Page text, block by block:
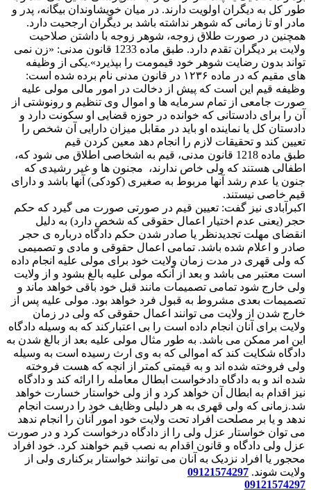
طور کل به دیگران اولویت دارند. در میان خویشاوندان بیگانه، پدر و
مادر او تا زمانی که شوهر نداشته باشد بر دیگران ارجحیت دارد.
همچنین در صورت طلاق زوجه، شوهر زوجه با داشتن صلاحیت
ولایت بر دیگران تقدم دارد. طبق ماده 1233 قانون مدنی: «زن نمی
تواند بدون رضایت شوهر خود قیمومت را بپذیرد».یکی از وظیفه
های مقیم که در ماده ۱۲۳۶ در قانون مدنی نام برده شده است:
وظیفه قیم این است که پیش از دخالت در امور مالی مولی علیه
صورت جامعی از تمام سرمایه ها و اموال وی تنظیم و رونوشتی از
آن را برای دادستانی که خوانده در حوزه قضایی او سکونت دارد و
دادستان کل یا نماینده او باید در مقابل میزان دارایی آن شخص را
تعیین کند و تحقیقات لازم را انجام دهد معین کردن قیم
طبق ماده 1218 قانون مدنی، قیم به اشخاصی اطلاق می شود که،
اطفالی هستند که ولی خاص ندارند، مجنون ها و غیر رشیدی که
جنون یا عدم رشد آنها مربوط به صغیری (کودکی) آنها باشد و دارای
قیم خاصی نیستند.
اكبرآبادی نیز گفت: تعیین قیم در صورتی صورت می گیرد که حکم
حجر (یعنی عدم اختیار اعمال حقوقی که شخص دارد) به دلیل
انقضای مهلت تجدیدنظر یا صادر شدن حکم دادگاه درباره ی حجر
صادر و اعلام شده باشد. تمامی اعمال حقوقی و‌ مادی و تصمیمی
که ولی قهری در مدت زمان ولایت خود برای مولی علیه انجام داده
است معتبر می باشد و بعد از آنکه مولی علیه بالغ بشود و از ولایت
ولی خارج شود تمامی تصمیمات مانند قبل خود باقی خواهد ماند و
تصمیمات بعدی مشروط به قبول فرد خواهد بود. مولی علیه پس از
خارج شدن از ولایت می توانند اعمال حقوقی که ولی در زمان
ولایت برای آنان انجام داده است را بی اعتبارکند که به وسیله دادگاه
این امر ممکن می باشد. به طور مثال مولی علیه بعد از بالغ شدن به
دادگاه شکایت کند که اموالی که به وی ارث رسیده است به وسیله
ولی فروخته شده اند و به قیمتی کمتر از انچه که هست فروخته
شده اند و به دادگاه دادخواست ابطال معامله را ارائه کند و دادگاه
نیز اقدام به ابطال آن خواهد کرد و از ولی خواستار خسارت خواهد
شد.زمانی که ولی قهری به هر دلیلی وظایف خود را درست انجام
ندهد و یا بر مصلحت افراد تحت ولایت خود امور آنان را انجام ندهد
می توان خواستار عزل ولی را از دادگاه درخواست کرد و در صورت
عزل ولی دادگاه و قانون اقدام به نصب قیم خواهند کرد. خود افراد
محجور یا افراد نزدیک به آنان می توانند خواستار برکناری ولی از
ولایت شوند. 09121574297
09121574297